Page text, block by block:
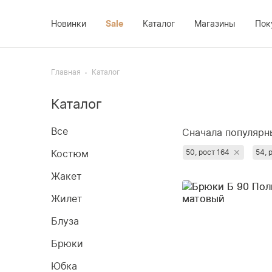
Новинки Sale Каталог
Костюм
Жилет
Блуза
Брюки
Юбка
Магазины
Доставка
Оплата
О компании
Контакты
Главная Каталог
Каталог
Все
Костюм
Жакет
Жилет
Блуза
Брюки
Юбка
Сначала
Сначала дорогие
Недавно
Сначала со
50, рост 164 54,